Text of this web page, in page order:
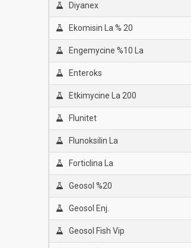
Diyanex
Ekomisin La % 20
Engemycine %10 La
Enteroks
Etkimycine La 200
Flunitet
Flunoksilin La
Forticlina La
Geosol %20
Geosol Enj.
Geosol Fish Vip